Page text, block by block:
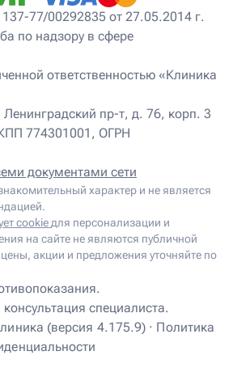
77/00292835 от 27.05.2014 г.
по надзору в сфере
ответственностью «Клиника
пр-т, д. 76, корп. 3
774301001, ОГРН
документами сети
характер и не является
cookie для персонализации и
на сайте не являются публичной
акции и предложения уточняйте по
(версия 4.175.9) · Политика
специалиста.